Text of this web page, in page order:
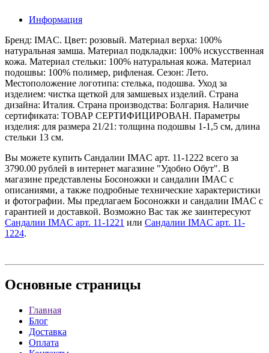
Информация
Бренд: IMAC. Цвет: розовый. Материал верха: 100%
натуральная замша. Материал подкладки: 100% искусственная
кожа. Материал стельки: 100% натуральная кожа. Материал
подошвы: 100% полимер, рифленая. Сезон: Лето.
Местоположение логотипа: стелька, подошва. Уход за
изделием: чистка щеткой для замшевых изделий. Страна
дизайна: Италия. Страна производства: Болгария. Наличие
сертификата: ТОВАР СЕРТИФИЦИРОВАН. Параметры
изделия: для размера 21/21: толщина подошвы 1-1,5 см, длина
стельки 13 см.
Вы можете купить Сандалии IMAC арт. 11-1222 всего за
3790.00 рублей в интернет магазине "Удобно Обут". В
магазине представлены Босоножки и сандалии IMAC с
описаниями, а также подробные технические характеристики
и фотографии. Мы предлагаем Босоножки и сандалии IMAC с
гарантией и доставкой. Возможно Вас так же заинтересуют
Сандалии IMAC арт. 11-1221 или Сандалии IMAC арт. 11-
1224.
Основные страницы
Главная
Блог
Доставка
Оплата